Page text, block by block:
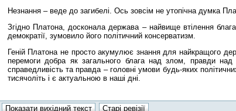
Незнання – веде до загибелі. Ось зовсім не утопічна думка
Згідно Платона, досконала держава – найвище втілення
демократії, зумовило його політичний консерватизм.
Геній Платона не просто акумулює знання для найкращого
перемоги добра як загального блага над злом, правди над
справедливість та правда – головні умови будь-яких
тисячоліть і є актуальною в наші дні.